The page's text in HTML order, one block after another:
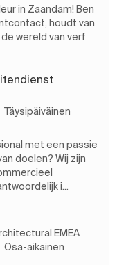
in Zaandam! Ben
houdt van
wereld van verf
tyyppi
Täysipäiväinen
met een passie
doelen? Wij zijn
i...
EMEA
tyyppi
Osa-aikainen